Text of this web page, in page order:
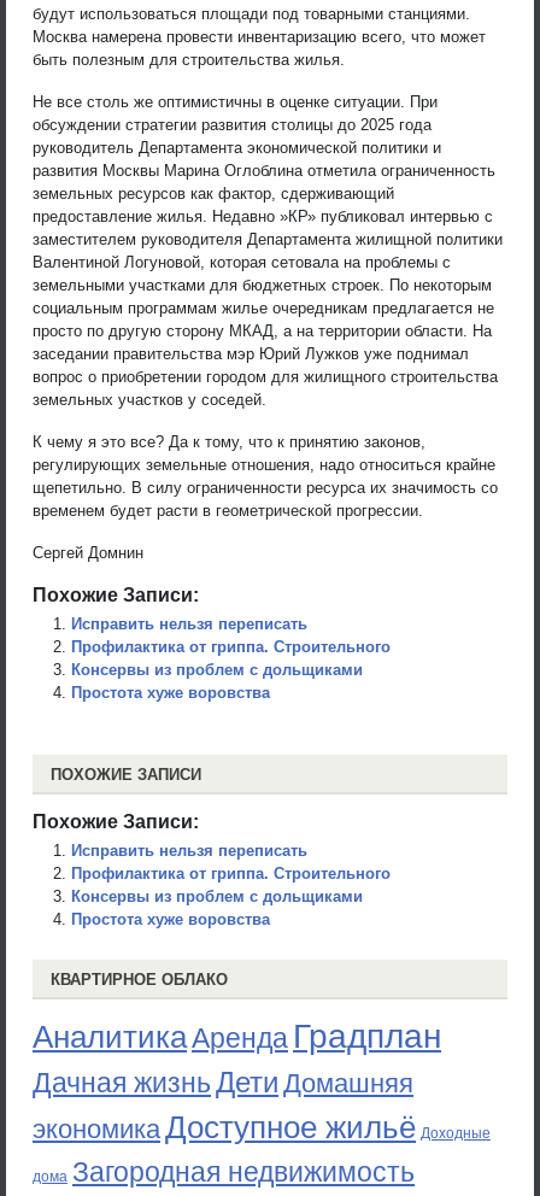
будут использоваться площади под товарными станциями.
Москва намерена провести инвентаризацию всего, что может
быть полезным для строительства жилья.
Не все столь же оптимистичны в оценке ситуации. При
обсуждении стратегии развития столицы до 2025 года
руководитель Департамента экономической политики и
развития Москвы Марина Оглоблина отметила ограниченность
земельных ресурсов как фактор, сдерживающий
предоставление жилья. Недавно »КР» публиковал интервью с
заместителем руководителя Департамента жилищной политики
Валентиной Логуновой, которая сетовала на проблемы с
земельными участками для бюджетных строек. По некоторым
социальным программам жилье очередникам предлагается не
просто по другую сторону МКАД, а на территории области. На
заседании правительства мэр Юрий Лужков уже поднимал
вопрос о приобретении городом для жилищного строительства
земельных участков у соседей.
К чему я это все? Да к тому, что к принятию законов,
регулирующих земельные отношения, надо относиться крайне
щепетильно. В силу ограниченности ресурса их значимость со
временем будет расти в геометрической прогрессии.
Сергей Домнин
Похожие Записи:
Исправить нельзя переписать
Профилактика от гриппа. Строительного
Консервы из проблем с дольщиками
Простота хуже воровства
ПОХОЖИЕ ЗАПИСИ
Похожие Записи:
Исправить нельзя переписать
Профилактика от гриппа. Строительного
Консервы из проблем с дольщиками
Простота хуже воровства
КВАРТИРНОЕ ОБЛАКО
АналитикаАренда Градплан
Дачная жизньДети Домашняя
экономикаДоступное жильё Доходные
дома Загородная недвижимость